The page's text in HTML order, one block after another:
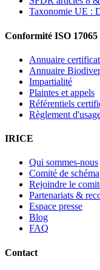
Taxonomie UE :
Conformité ISO 17065
Annuaire
Annuaire
Impartialité
Plaintes et appels
Référentiels
Règlement
IRICE
Qui sommes-nous
Comité de schéma
Rejoindre le
Partenariats &
Espace presse
Blog
FAQ
Contact